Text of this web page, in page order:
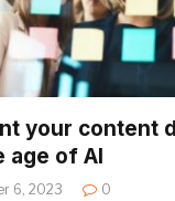
your content
age of AI
6, 2023 0